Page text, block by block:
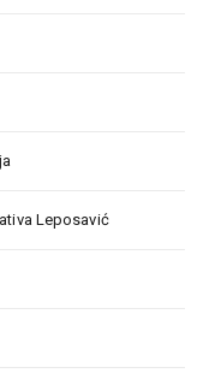
Leposavić